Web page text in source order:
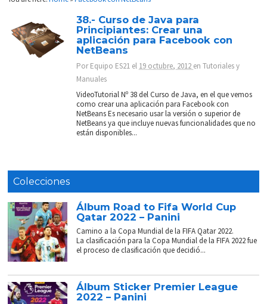
38.- Curso de Java para
Principiantes: Crear una
aplicación para Facebook con
NetBeans
PorEquipo ES21 el 19 octubre, 2012 enTutoriales y
Manuales
VideoTutorial Nº 38 del Curso de Java, en el que vemos
como crear una aplicación para Facebook con
NetBeans Es necesario usar la versión o superior de
NetBeans ya que incluye nuevas funcionalidades que no
están disponibles...
Colecciones
Álbum Road to Fifa World Cup
Qatar 2022 – Panini
Camino a la Copa Mundial de la FIFA Qatar 2022.
La clasificación para la Copa Mundial de la FIFA 2022 fue
el proceso de clasificación que decidió...
Álbum Sticker Premier League
2022 – Panini